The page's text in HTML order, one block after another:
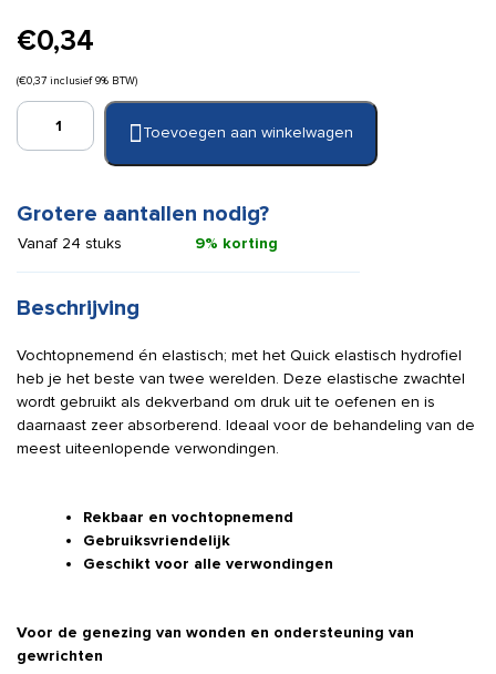
€0,34
(€0,37 inclusief 9% BTW)
Quick
elastisch
cm
4
m
aantal
Toevoegen aan winkelwagen
Grotere aantallen nodig?
Vanaf 24 stuks 9% korting
Beschrijving
Vochtopnemend én elastisch; met het Quick elastisch hydrofiel
heb je het beste van twee werelden. Deze elastische zwachtel
wordt gebruikt als dekverband om druk uit te oefenen en is
daarnaast zeer absorberend. Ideaal voor de behandeling van de
meest uiteenlopende verwondingen.
Rekbaar en vochtopnemend
Gebruiksvriendelijk
Geschikt voor alle verwondingen
Voor de genezing van wonden en ondersteuning van
gewrichten